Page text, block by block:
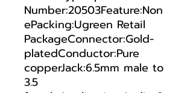
Number:20503Feature:Non
ePacking:Ugreen Retail
PackageConnector:Gold-
platedConductor:Pure
copperJack:6.5mm male to
3.5